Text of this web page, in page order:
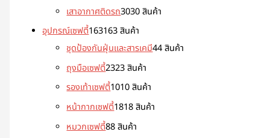
เสาอากาศติดรถ3030 สินค้า
อุปกรณ์เซฟตี้163163 สินค้า
ชุดป้องกันฝุ่นและสารเคมี44 สินค้า
ถุงมือเซฟตี้2323 สินค้า
รองเท้าเซฟตี้1010 สินค้า
หน้ากากเซฟตี้1818 สินค้า
หมวกเซฟตี้88 สินค้า